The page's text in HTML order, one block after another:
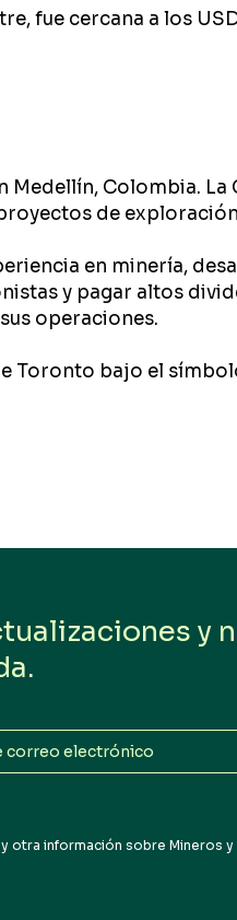
fue cercana a los
Colombia.
de
en minería,
y pagar altos
operaciones.
bajo el
y
información sobre Mineros y